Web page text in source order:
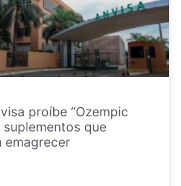
proíbe “Ozempic
suplementos que
emagrecer